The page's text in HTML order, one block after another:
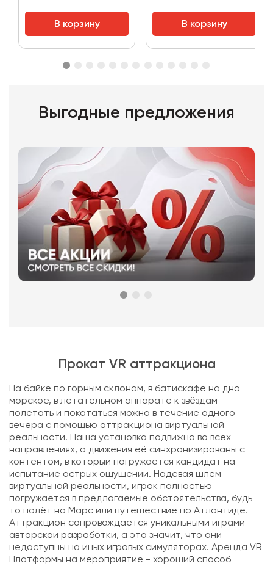
В корзину В корзину
Выгодные предложения
Прокат VR аттракциона
На байке по горным склонам, в батискафе на дно
морское, в летательном аппарате к звёздам -
полетать и покататься можно в течение одного
вечера с помощью аттракциона виртуальной
реальности. Наша установка подвижна во всех
направлениях, а движения её синхронизированы с
контентом, в который погружается кандидат на
испытание острых ощущений. Надевая шлем
виртуальной реальности, игрок полностью
погружается в предлагаемые обстоятельства, будь
то полёт на Марс или путешествие по Атлантиде.
Аттракцион сопровождается уникальными играми
авторской разработки, а это значит, что они
недоступны на иных игровых симуляторах. Аренда VR
Платформы на мероприятие - хороший способ